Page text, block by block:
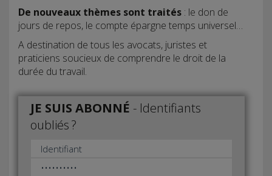
De nouveaux thèmes sont traités : le don de
jours de repos, le compte épargne temps universel…
A destination de tous les avocats, juristes et
praticiens soucieux de comprendre le droit de la
durée du travail.
JE SUIS ABONNÉ - Identifiants
oubliés ?